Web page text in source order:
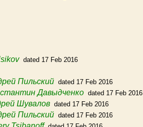
dated 17 Feb 2016
Пильский dated 17 Feb 2016
Давыдченко dated 17 Feb 2016
Шувалов dated 17 Feb 2016
Пильский dated 17 Feb 2016